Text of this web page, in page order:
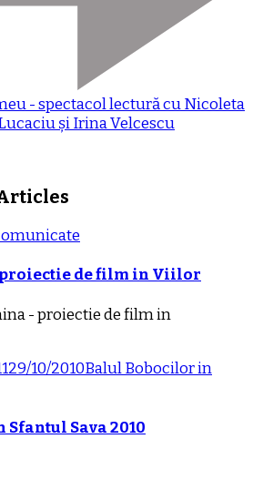
- spectacol lectură cu Nicoleta
și Irina Velcescu
proiectie de film in Viilor
29/10/2010Balul Bobocilor in
Sava 2010